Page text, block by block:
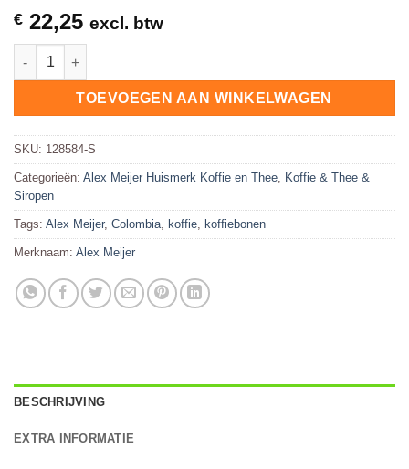
€ 22,25 excl. btw
Alex Meijer Koffie Instant Zak 500 Gram hoeveelheid
TOEVOEGEN AAN WINKELWAGEN
SKU: 128584-S
Categorieën: Alex Meijer Huismerk Koffie en Thee, Koffie & Thee &
Siropen
Tags: Alex Meijer, Colombia, koffie, koffiebonen
Merknaam: Alex Meijer
BESCHRIJVING
EXTRA INFORMATIE